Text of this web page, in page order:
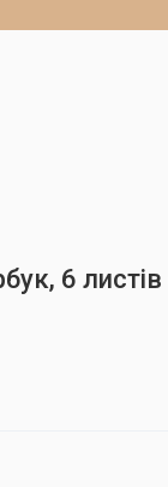
6 листів